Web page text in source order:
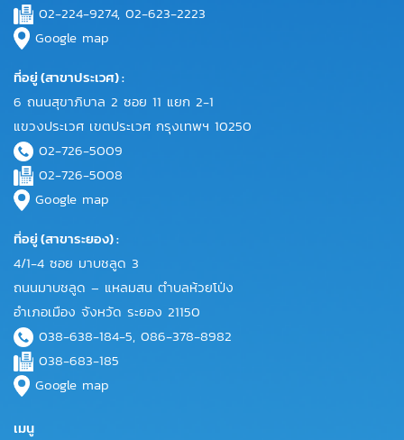
02-224-9274, 02-623-2223
Google map
ที่อยู่ (สาขาประเวศ) :
6 ถนนสุขาภิบาล 2 ซอย 11 แยก 2-1
แขวงประเวศ เขตประเวศ กรุงเทพฯ 10250
02-726-5009
02-726-5008
Google map
ที่อยู่ (สาขาระยอง) :
4/1-4 ซอย มาบชลูด 3
ถนนมาบชลูด – แหลมสน ตำบลห้วยโป่ง
อำเภอเมือง จังหวัด ระยอง 21150
038-638-184-5, 086-378-8982
038-683-185
Google map
เมนู